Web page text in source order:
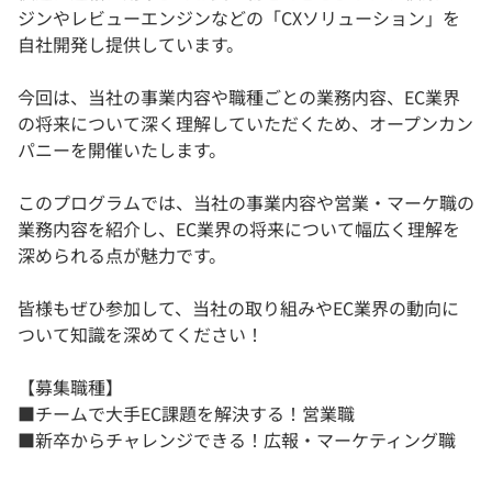
ジンやレビューエンジンなどの「CXソリューション」を
自社開発し提供しています。
今回は、当社の事業内容や職種ごとの業務内容、EC業界
の将来について深く理解していただくため、オープンカン
パニーを開催いたします。
このプログラムでは、当社の事業内容や営業・マーケ職の
業務内容を紹介し、EC業界の将来について幅広く理解を
深められる点が魅力です。
皆様もぜひ参加して、当社の取り組みやEC業界の動向に
ついて知識を深めてください！
【募集職種】
■チームで大手EC課題を解決する！営業職
■新卒からチャレンジできる！広報・マーケティング職